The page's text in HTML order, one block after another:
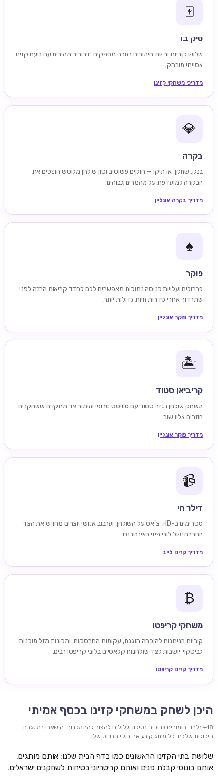
🀄
סיק בו
שלוש קוביות ורשת הימורים רחבה מספקים סיבובים מהירים עם טעם קזינו
אסייתי מובהק.
מדריכי משחקי קזינו
💎
בקרה
בנק, שחקן, או תיקו — חוקים פשוטים וטון שולחן מלוטש הופכים את
הבקרה למועדפת על מהמרים גבוהים.
מדריך בקרה אונליין
♠️
פוקר
פררולים ועלויות כניסה נמוכות מאפשרים לכם לחדד קריאות הרבה לפני
שתרדוף אחרי סדרות חיות גדולות יותר.
מדריך פוקר אונליין
🏝️
קריביאן סטוד
משחק שולחן נגזר סטוד עם טוויסט טרופי והימור צד מתקדם ששחקנים
חוזרים אליו שוב.
מדריך פוקר אונליין
📹
דילר חי
סטרימים ב-HD, צ'אט על השולחן, וערבוב אנושי יוצרים מחדש את הצד
החברתי של לובי פיזי באינטרנט.
מדריך קזינו לייב
₿
משחקי קריפטו
קוביות הניתנות להוכחה הוגנת, עקומות התרסקות, ומכונות מזל מוכנות
לביטקוין יושבות לצד שולחנות קלאסיים בלובי קריפטו רבים.
מדריך קזינו קריפטו
היכן לשחק במשחקי קזינו בכסף אמיתי
18+ בלבד. הימורים כרוכים בסיכון ועלולים להפוך להתמכרות. הישארו במסגרת
היכולות שלכם. כל מותג קובע את חוקי הבונוס שלו.
שלושת בתי הקזינו הראשונים כמו בדף הבית שלנו: אותם מותגים,
אותם בונוסי קבלת פנים ואותם קריטריוני בטיחות לשחקנים ישראלים.